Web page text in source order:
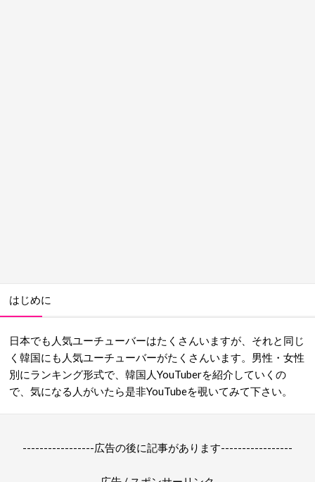
はじめに
日本でも人気ユーチューバーはたくさんいますが、それと同じ
く韓国にも人気ユーチューバーがたくさんいます。男性・女性
別にランキング形式で、韓国人YouTuberを紹介していくの
で、気になる人がいたら是非YouTubeを覗いてみて下さい。
-----------------広告の後に記事があります-----------------